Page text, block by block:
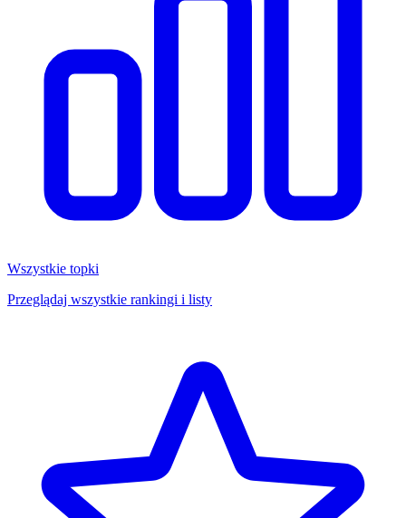
Wszystkie topki
Przeglądaj wszystkie rankingi i listy